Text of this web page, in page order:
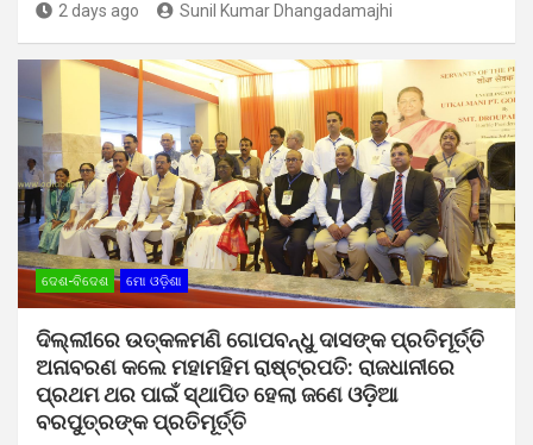
2 days ago Sunil Kumar Dhangadamajhi
ଦେଶ-ବିଦେଶ ମୋ ଓଡ଼ିଶା
ଦିଲ୍ଲୀରେ ଉତ୍କଳମଣି ଗୋପବନ୍ଧୁ ଦାସଙ୍କ ପ୍ରତିମୂର୍ତ୍ତି
ଅନାବରଣ କଲେ ମହାମହିମ ରାଷ୍ଟ୍ରପତି: ରାଜଧାନୀରେ
ପ୍ରଥମ ଥର ପାଇଁ ସ୍ଥାପିତ ହେଲା ଜଣେ ଓଡ଼ିଆ
ବରପୁତ୍ରଙ୍କ ପ୍ରତିମୂର୍ତ୍ତି